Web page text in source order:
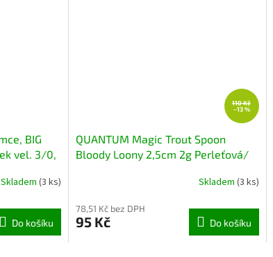
BIG
vel. 3/0,
Skladem (3 ks)
Do košíku
110 Kč
–13 %
QUANTUM Magic Trout Spoon
Bloody Loony 2,5cm 2g Perleťová/
Skladem (3 ks)
78,51 Kč bez DPH
95 Kč Do košíku